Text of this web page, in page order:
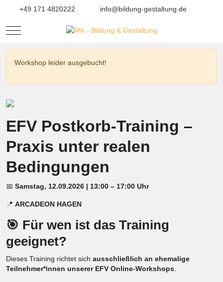
+49 171 4820222 info@bildung-gestaltung.de
Mobile Menu Toggle
Workshop leider ausgebucht!
EFV Postkorb-Training –
Praxis unter realen
Bedingungen
📅 Samstag, 12.09.2026 | 13:00 – 17:00 Uhr
📍 ARCADEON HAGEN
🎯 Für wen ist das Training
geeignet?
Dieses Training richtet sich ausschließlich an ehemalige
Teilnehmer*innen unserer EFV Online-Workshops.